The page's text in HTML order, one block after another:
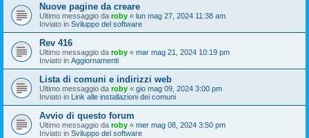
Nuove pagine da creare
Ultimo messaggio da roby « lun mag 27, 2024 11:38 am
Inviato in Sviluppo del software
Rev 416
Ultimo messaggio da roby « mar mag 21, 2024 10:19 pm
Inviato in Aggiornamenti
Lista di comuni e indirizzi web
Ultimo messaggio da roby « gio mag 09, 2024 3:00 pm
Inviato in Link alle installazioni dei comuni
Avvio di questo forum
Ultimo messaggio da roby « mer mag 08, 2024 3:50 pm
Inviato in Sviluppo del software